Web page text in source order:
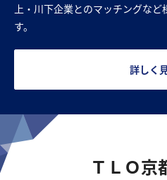
上・川下企業とのマッチングな
す。
詳しく
ＴＬＯ京